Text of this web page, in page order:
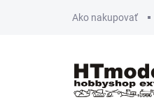
Ako nakupovať